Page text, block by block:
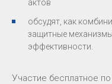
актов
обсудят, как
защитные
эффективности.
Участие бесплатное